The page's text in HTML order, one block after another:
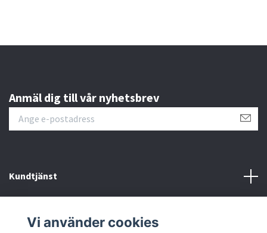
Anmäl dig till vår nyhetsbrev
Kundtjänst
Vi använder cookies